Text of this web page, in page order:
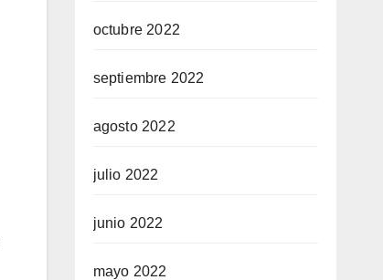
octubre 2022
septiembre 2022
agosto 2022
julio 2022
junio 2022
mayo 2022